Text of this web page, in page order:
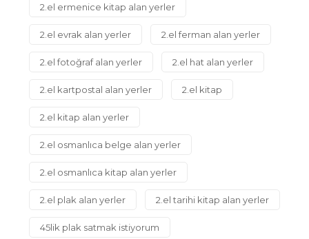
2.el ermenice kitap alan yerler
2.el evrak alan yerler 2.el ferman alan yerler
2.el fotoğraf alan yerler 2.el hat alan yerler
2.el kartpostal alan yerler 2.el kitap
2.el kitap alan yerler
2.el osmanlıca belge alan yerler
2.el osmanlıca kitap alan yerler
2.el plak alan yerler 2.el tarihi kitap alan yerler
45lik plak satmak istiyorum